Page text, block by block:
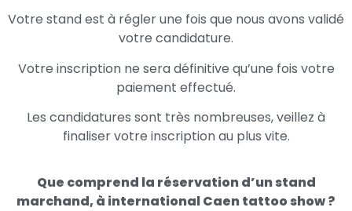
Votre stand est à régler une fois que nous avons validé
votre candidature.
Votre inscription ne sera définitive qu’une fois votre
paiement effectué.
Les candidatures sont très nombreuses, veillez à
finaliser votre inscription au plus vite.
Que comprend la réservation d’un stand
marchand, à international Caen tattoo show ?